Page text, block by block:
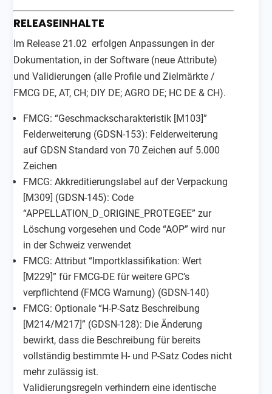
RELEASEINHALTE
Im Release 21.02 erfolgen Anpassungen in der
Dokumentation, in der Software (neue Attribute)
und Validierungen (alle Profile und Zielmärkte /
FMCG DE, AT, CH; DIY DE; AGRO DE; HC DE & CH).
FMCG: “Geschmackscharakteristik [M103]”
Felderweiterung (GDSN-153): Felderweiterung
auf GDSN Standard von 70 Zeichen auf 5.000
Zeichen
FMCG: Akkreditierungslabel auf der Verpackung
[M309] (GDSN-145): Code
“APPELLATION_D_ORIGINE_PROTEGEE” zur
Löschung vorgesehen und Code “AOP” wird nur
in der Schweiz verwendet
FMCG: Attribut “Importklassifikation: Wert
[M229]” für FMCG-DE für weitere GPC’s
verpflichtend (FMCG Warnung) (GDSN-140)
FMCG: Optionale “H-P-Satz Beschreibung
[M214/M217]” (GDSN-128): Die Änderung
bewirkt, dass die Beschreibung für bereits
vollständig bestimmte H- und P-Satz Codes nicht
mehr zulässig ist.
Validierungsregeln verhindern eine identische